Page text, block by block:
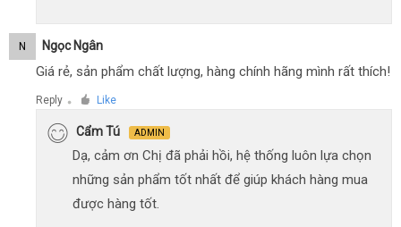
N Ngọc Ngân
Giá rẻ, sản phẩm chất lượng, hàng chính hãng mình rất thích!
Reply ● Like
Cẩm Tú ADMIN
Dạ, cảm ơn Chị đã phải hồi, hệ thống luôn lựa chọn
những sản phẩm tốt nhất để giúp khách hàng mua
được hàng tốt.